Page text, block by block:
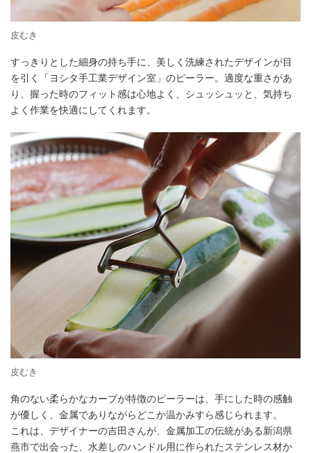
皮むき
すっきりとした細身の持ち手に、美しく洗練されたデザインが目
を引く「ヨシタ手工業デザイン室」のピーラー。適度な重さがあ
り、握った時のフィット感は心地よく、シュッシュッと、気持ち
よく作業を快適にしてくれます。
皮むき
角のない柔らかなカーブが特徴のピーラーは、手にした時の感触
が優しく、金属でありながらどこか温かみすら感じられます。
これは、デザイナーの吉田さんが、金属加工の伝統がある新潟県
燕市で出会った、水差しのハンドル用に作られたステンレス材か